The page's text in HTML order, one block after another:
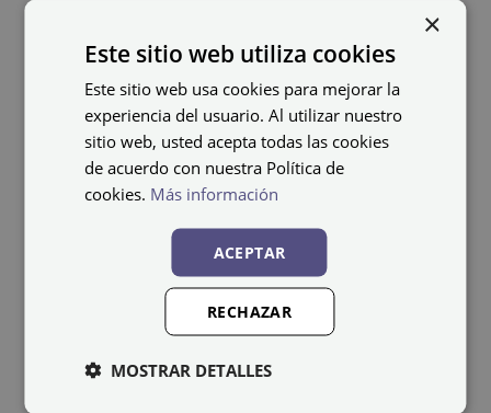
Taquilla metálica ECOT-
40/2 PRO
240,79€ IVA no incluido
×
Este sitio web utiliza cookies
Este sitio web usa cookies para mejorar la
experiencia del usuario. Al utilizar nuestro
sitio web, usted acepta todas las cookies
de acuerdo con nuestra Política de
cookies. Más información
ACEPTAR
RECHAZAR
MOSTRAR DETALLES